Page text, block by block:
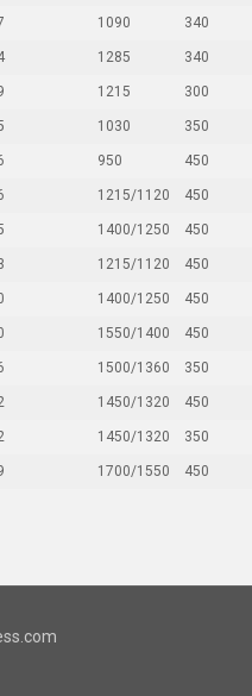
1090 340
1285 340
1215 300
1030 350
950 450
1215/1120 450
1400/1250 450
1215/1120 450
1400/1250 450
1550/1400 450
1500/1360 350
1450/1320 450
1450/1320 350
1700/1550 450